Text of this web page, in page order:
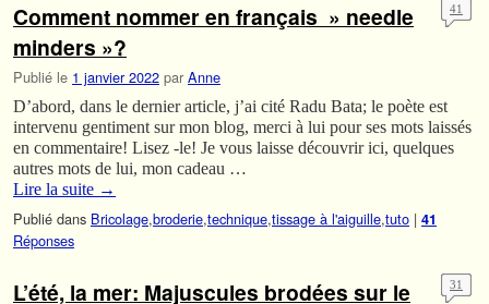
Comment nommer en français » needle
minders »?
Publié le 1 janvier 2022 par Anne
41
D’abord, dans le dernier article, j’ai cité Radu Bata; le poète est
intervenu gentiment sur mon blog, merci à lui pour ses mots laissés
en commentaire! Lisez -le! Je vous laisse découvrir ici, quelques
autres mots de lui, mon cadeau …
Lire la suite →
Publié dans Bricolage,broderie,technique,tissage à l'aiguille,tuto | 41
Réponses
L’été, la mer: Majuscules brodées sur le
31